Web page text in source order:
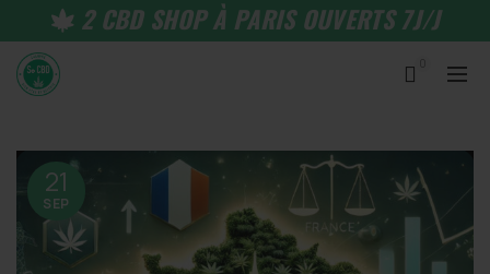
2 CBD SHOP À PARIS OUVERTS 7J/J
21
SEP